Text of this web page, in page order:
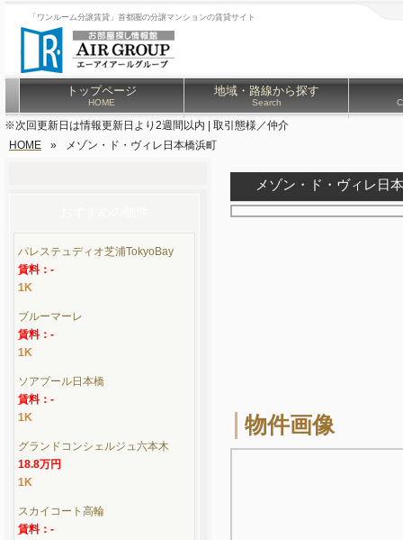
「ワンルーム分譲賃貸」首都圏の分譲マンションの賃貸サイト
トップページ
HOME
地域・路線から探す
Search
※次回更新日は情報更新日より2週間以内 | 取引態様／仲介
HOME
» メゾン・ド・ヴィレ日本橋浜町
メゾン・ド・ヴィレ日
物件画像
パレステュディオ芝浦TokyoBay
賃料：-
1K
ブルーマーレ
賃料：-
1K
ソアブール日本橋
賃料：-
1K
グランドコンシェルジュ六本木
18.8万円
1K
スカイコート高輪
賃料：-